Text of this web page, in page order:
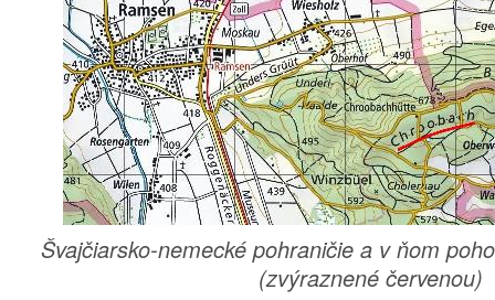
Švajčiarsko-nemecké pohraničie a v ňom
(zvýraznené červenou)